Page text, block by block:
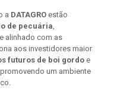
a DATAGROestão
de pecuária
alinhado com as
aos investidores maior
futuros de boi gordoe
um ambiente